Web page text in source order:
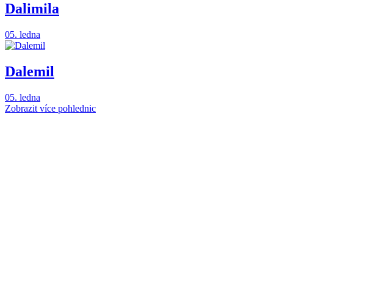
Dalimila
05. ledna
Dalemil
05. ledna
Zobrazit více pohlednic